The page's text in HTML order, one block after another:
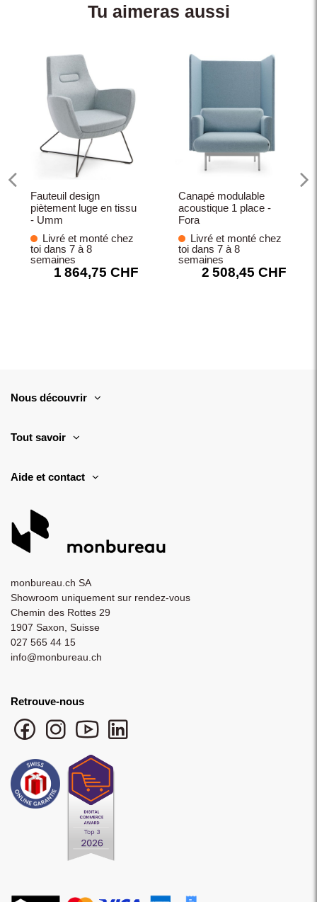
Tu aimeras aussi
Fauteuil design
piètement luge en tissu
- Umm
Livré et monté chez
toi dans 7 à 8
semaines
1 864,75 CHF
Canapé modulable
acoustique 1 place -
Fora
Livré et monté chez
toi dans 7 à 8
semaines
2 508,45 CHF
Nous découvrir
Tout savoir
Aide et contact
monbureau.ch SA
Showroom uniquement sur rendez-vous
Chemin des Rottes 29
1907 Saxon, Suisse
027 565 44 15
info@monbureau.ch
Retrouve-nous
Facebook monbureau
Instagram monbureau
YouTube monbureau